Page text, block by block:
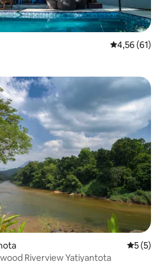
4,56 de uma
4,56 (61)
5 de
5 (5)
Riverview Yatiyantota